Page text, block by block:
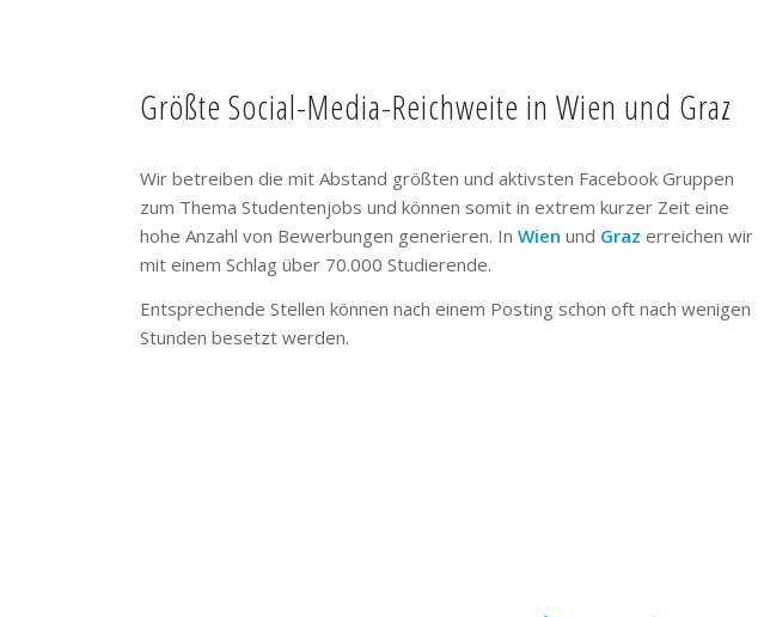
Größte Social-Media-Reichweite in Wien und Graz
Wir betreiben die mit Abstand größten und aktivsten Facebook Gruppen
zum Thema Studentenjobs und können somit in extrem kurzer Zeit eine
hohe Anzahl von Bewerbungen generieren. InWien und Graz erreichen wir
mit einem Schlag über 70.000 Studierende.
Entsprechende Stellen können nach einem Posting schon oft nach wenigen
Stunden besetzt werden.